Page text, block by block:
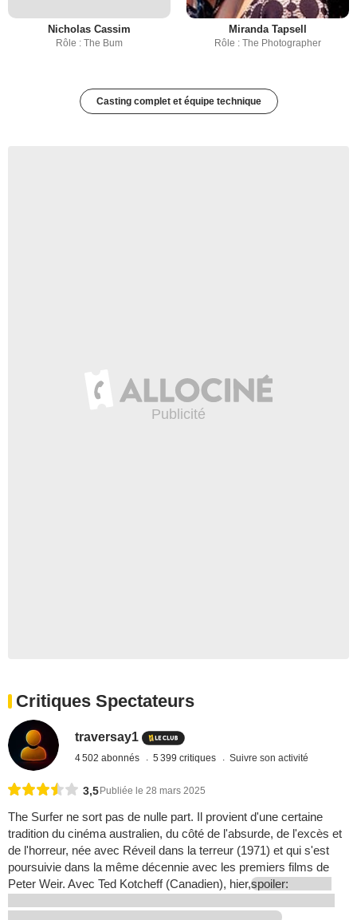
Nicholas Cassim
Rôle : The Bum
Miranda Tapsell
Rôle : The Photographer
Casting complet et équipe technique
Critiques Spectateurs
traversay1
4 502 abonnés 5 399 critiques Suivre son activité
3,5Publiée le 28 mars 2025
The Surfer ne sort pas de nulle part. Il provient d'une certaine
tradition du cinéma australien, du côté de l'absurde, de l'excès et
de l'horreur, née avec Réveil dans la terreur (1971) et qui s'est
poursuivie dans la même décennie avec les premiers films de
Peter Weir. Avec Ted Kotcheff (Canadien), hier,spoiler: